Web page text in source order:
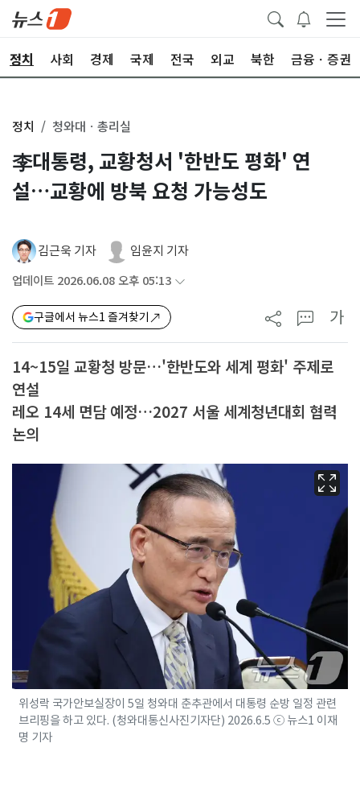
정치 사회 경제 국제 전국 외교 북한 금융ㆍ증권
정치 청와대ㆍ총리실
李대통령, 교황청서 '한반도 평화' 연
설…교황에 방북 요청 가능성도
김근욱 기자 임윤지 기자
업데이트 2026.06.08 오후 05:13
구글에서 뉴스1 즐겨찾기 가
14~15일 교황청 방문…'한반도와 세계 평화' 주제로
연설
레오 14세 면담 예정…2027 서울 세계청년대회 협력
논의
위성락 국가안보실장이 5일 청와대 춘추관에서 대통령 순방 일정 관련
브리핑을 하고 있다. (청와대통신사진기자단) 2026.6.5 ⓒ 뉴스1 이재
명 기자